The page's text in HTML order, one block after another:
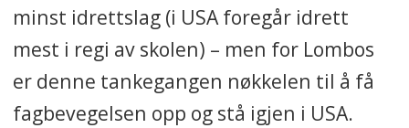
minst idrettslag (i USA foregår idrett
mest i regi av skolen) – men for Lombos
er denne tankegangen nøkkelen til å få
fagbevegelsen opp og stå igjen i USA.